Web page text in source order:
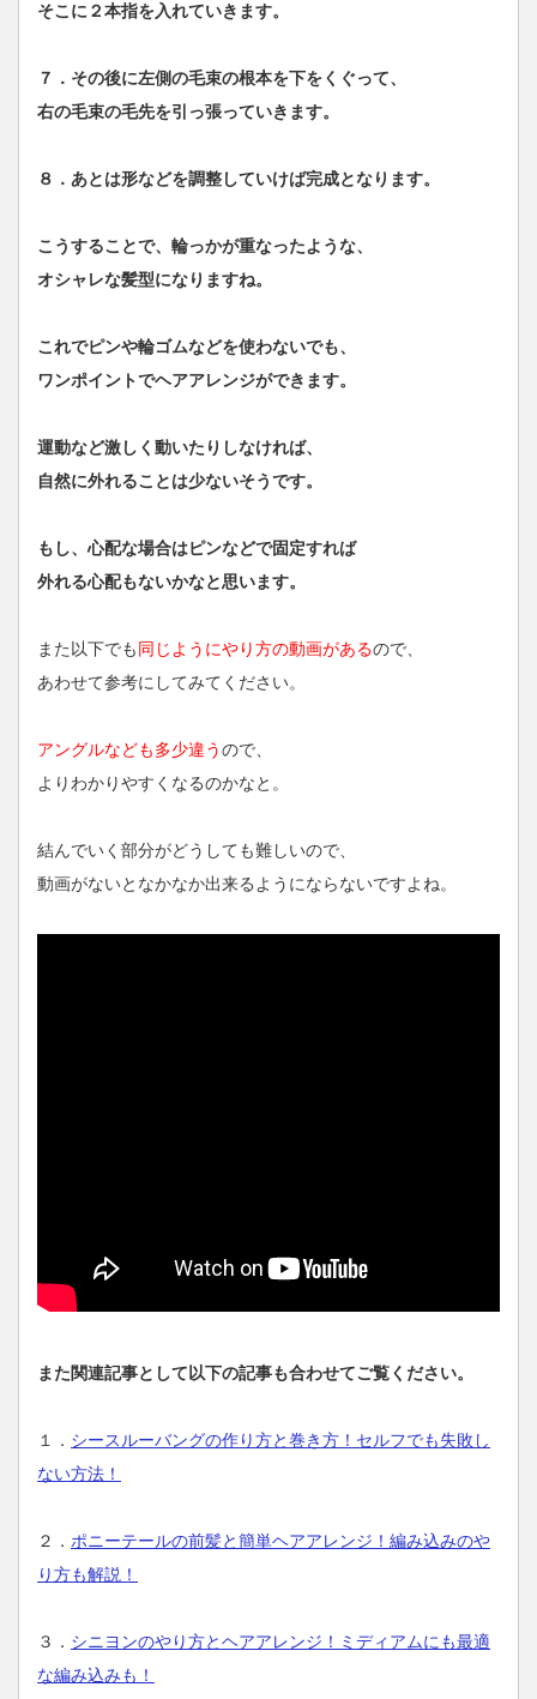
そこに２本指を入れていきます。
７．その後に左側の毛束の根本を下をくぐって、
右の毛束の毛先を引っ張っていきます。
８．あとは形などを調整していけば完成となります。
こうすることで、輪っかが重なったような、
オシャレな髪型になりますね。
これでピンや輪ゴムなどを使わないでも、
ワンポイントでヘアアレンジができます。
運動など激しく動いたりしなければ、
自然に外れることは少ないそうです。
もし、心配な場合はピンなどで固定すれば
外れる心配もないかなと思います。
また以下でも同じようにやり方の動画があるので、
あわせて参考にしてみてください。
アングルなども多少違うので、
よりわかりやすくなるのかなと。
結んでいく部分がどうしても難しいので、
動画がないとなかなか出来るようにならないですよね。
また関連記事として以下の記事も合わせてご覧ください。
１． シースルーバングの作り方と巻き方！セルフでも失敗し
ない方法！
２． ポニーテールの前髪と簡単ヘアアレンジ！編み込みのや
り方も解説！
３． シニヨンのやり方とヘアアレンジ！ミディアムにも最適
な編み込みも！